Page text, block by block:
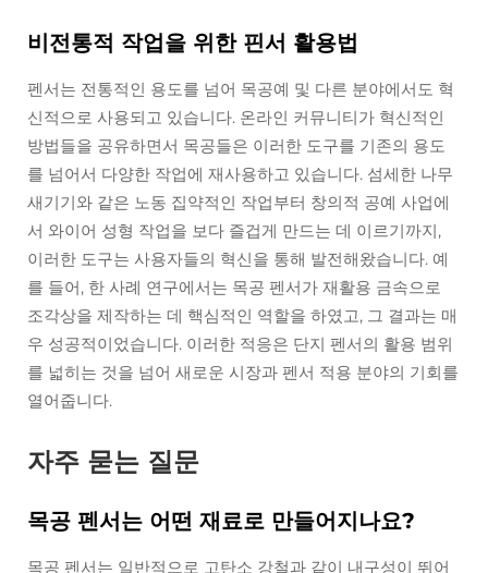
비전통적 작업을 위한 핀서 활용법
펜서는 전통적인 용도를 넘어 목공예 및 다른 분야에서도 혁
신적으로 사용되고 있습니다. 온라인 커뮤니티가 혁신적인
방법들을 공유하면서 목공들은 이러한 도구를 기존의 용도
를 넘어서 다양한 작업에 재사용하고 있습니다. 섬세한 나무
새기기와 같은 노동 집약적인 작업부터 창의적 공예 사업에
서 와이어 성형 작업을 보다 즐겁게 만드는 데 이르기까지,
이러한 도구는 사용자들의 혁신을 통해 발전해왔습니다. 예
를 들어, 한 사례 연구에서는 목공 펜서가 재활용 금속으로
조각상을 제작하는 데 핵심적인 역할을 하였고, 그 결과는 매
우 성공적이었습니다. 이러한 적응은 단지 펜서의 활용 범위
를 넓히는 것을 넘어 새로운 시장과 펜서 적용 분야의 기회를
열어줍니다.
자주 묻는 질문
목공 펜서는 어떤 재료로 만들어지나요?
목공 펜서는 일반적으로 고탄소 강철과 같이 내구성이 뛰어